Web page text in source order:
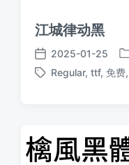
江城律动黑
发
布
2025-01-25
发
布
标
Regular, ttf, 免费,